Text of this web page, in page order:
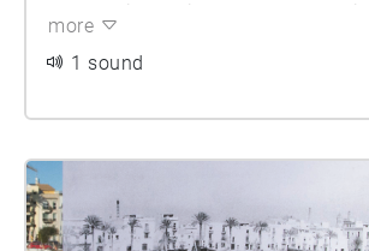
humana i aproximar-nos a altres
more
1 sound